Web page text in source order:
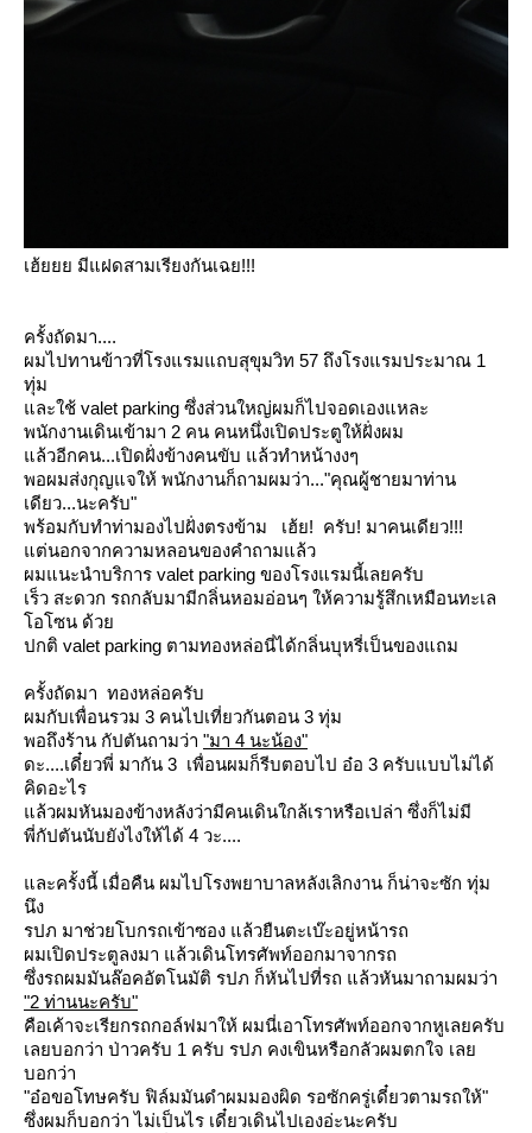
เฮ้ยยย มีแฝดสามเรียงกันเฉย!!!
ครั้งถัดมา....
ผมไปทานข้าวที่โรงแรมแถบสุขุมวิท 57 ถึงโรงแรมประมาณ 1
ทุ่ม
ละใช้ valet parking ซึ่งส่วนใหญ่ผมก็ไปจอดเองแหละ
พนักงานเดินเข้ามา 2 คน คนหนึ่งเปิดประตูให้ฝั่งผม
ล้วอีกคน...เปิดฝั่งข้างคนขับ แล้วทำหน้างงๆ
พอผมส่งกุญแจให้ พนักงานก็ถามผมว่า..."คุณผู้ชายมาท่าน
เดียว...นะครับ"
พร้อมกับทำท่ามองไปฝั่งตรงข้าม เฮ้ย! ครับ! มาคนเดียว!!!
ต่นอกจากความหลอนของคำถามแล้ว
ผมแนะนำบริการ valet parking ของโรงแรมนี้เลยครับ
เร็ว สะดวก รถกลับมามีกลิ่นหอมอ่อนๆ ให้ความรู้สึกเหมือนทะเล
อโซน ด้ว
ปกติ valet parking ตามทองหล่อนี่ได้กลิ่นบุหรี่เป็นของแถม
ครั้งถัดมา ทองหล่อครับ
ผมกับเพื่อนรวม 3 คนไปเที่ยวกันตอน 3 ทุ่ม
พอถึงร้าน กัปตันถามว่า "มา 4 นะน้อง"
ดะ....เดี๋ยวพี่ มากัน 3 เพื่อนผมก็รีบตอบไป อ๋อ 3 ครับแบบไม่ได้
คิดอะไร
ล้วผมหันมองข้างหลังว่ามีคนเดินใกล้เราหรือเปล่า ซึ่งก็ไม่มี
พี่กัปตันนับยังไงให้ได้ 4 วะ....
ละครั้งนี้ เมื่อคืน ผมไปโรงพยาบาลหลังเลิกงาน ก็น่าจะซัก ทุ่ม
นึง
รปภ มาช่วยโบกรถเข้าซอง แล้วยืนตะเบ๊ะอยู่หน้ารถ
ผมเปิดประตูลงมา แล้วเดินโทรศัพท์ออกมาจากรถ
ซึ่งรถผมมันล๊อคอัตโนมัติ รปภ ก็หันไปที่รถ แล้วหันมาถามผมว่า
"2 ท่านนะครับ"
คือเค้าจะเรียกรถกอล์ฟมาให้ ผมนี่เอาโทรศัพท์ออกจากหูเลยครับ
เลยบอกว่า ป่าวครับ 1 ครับ รปภ คงเขินหรือกลัวผมตกใจ เล
บอกว่า
"อ๋อขอโทษครับ ฟิล์มมันดำผมมองผิด รอซักครู่เดี๋ยวตามรถให้"
ซึ่งผมก็บอกว่า ไม่เป็นไร เดี๋ยวเดินไปเองอ่ะนะครับ